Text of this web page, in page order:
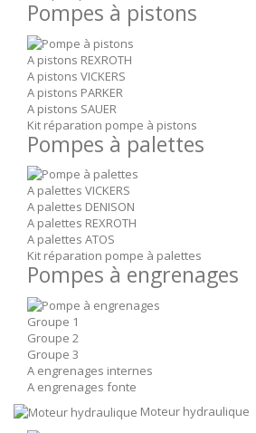
Pompes à pistons
A pistons REXROTH
A pistons VICKERS
A pistons PARKER
A pistons SAUER
Kit réparation pompe à pistons
Pompes à palettes
A palettes VICKERS
A palettes DENISON
A palettes REXROTH
A palettes ATOS
Kit réparation pompe à palettes
Pompes à engrenages
Groupe 1
Groupe 2
Groupe 3
A engrenages internes
A engrenages fonte
Moteur hydraulique